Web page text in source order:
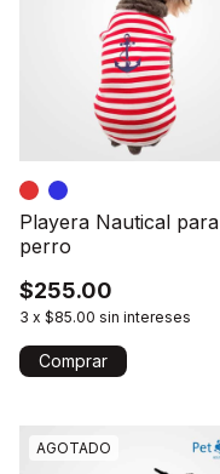
Playera Nautical para
perro
$255.00
3 x $85.00 sin intereses
Comprar
AGOTADO